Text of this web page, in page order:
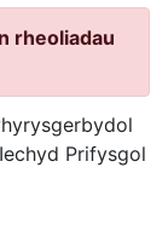
rheoliadau
Prifysgol